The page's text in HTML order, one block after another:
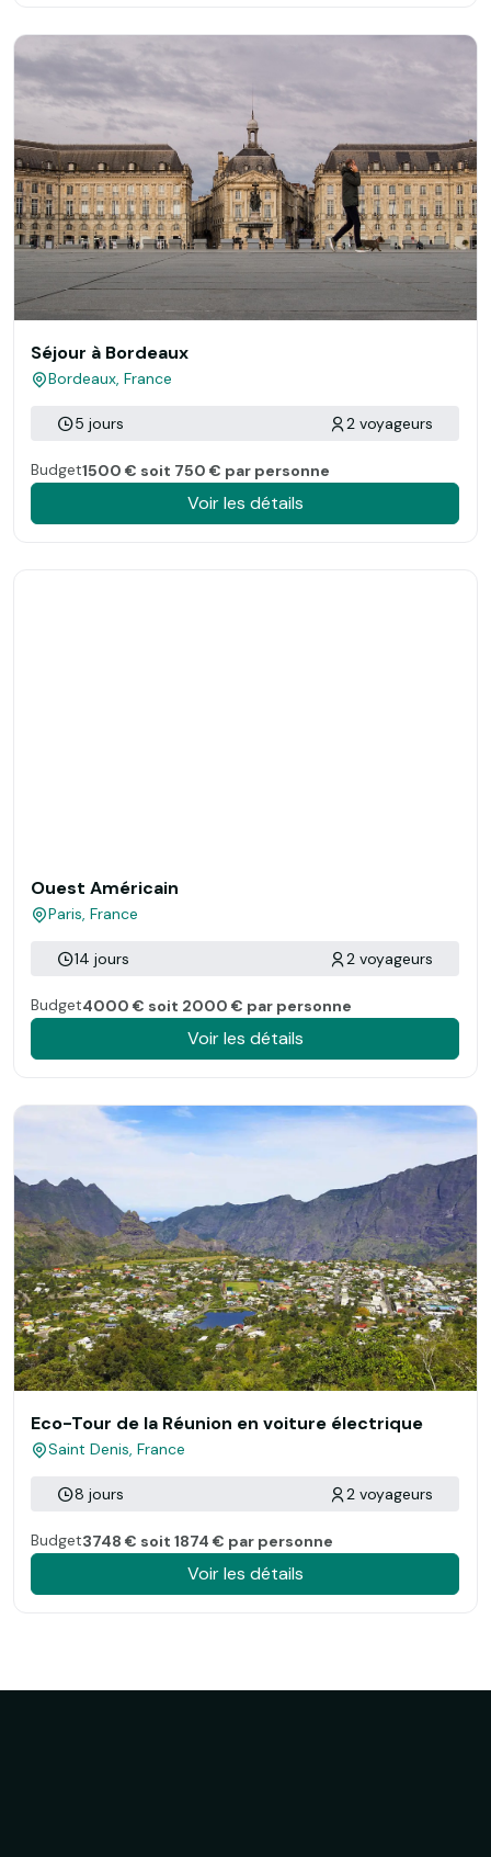
Séjour à Bordeaux
Bordeaux, France
5 jours 2 voyageurs
Budget1500 € soit 750 € par personne
Voir les détails
Ouest Américain
Paris, France
14 jours 2 voyageurs
Budget4000 € soit 2000 € par personne
Voir les détails
Eco-Tour de la Réunion en voiture électrique
Saint Denis, France
8 jours 2 voyageurs
Budget3748 € soit 1874 € par personne
Voir les détails